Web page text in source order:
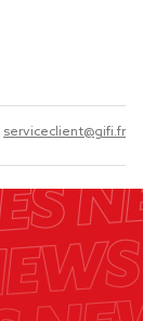
serviceclient@gifi.fr